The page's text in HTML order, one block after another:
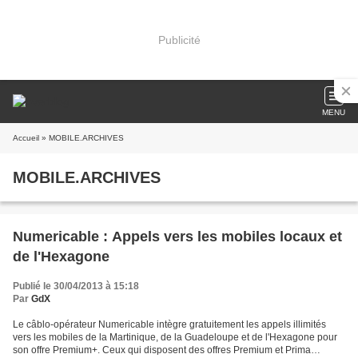
Publicité
MENU
Accueil » MOBILE.ARCHIVES
MOBILE.ARCHIVES
Numericable : Appels vers les mobiles locaux et
de l'Hexagone
Publié le 30/04/2013 à 15:18
Par GdX
Le câblo-opérateur Numericable intègre gratuitement les appels illimités
vers les mobiles de la Martinique, de la Guadeloupe et de l'Hexagone pour
son offre Premium+. Ceux qui disposent des offres Premium et Prima